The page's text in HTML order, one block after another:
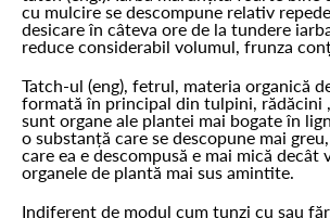
cu mulcire se descompune relativ
desicare în câteva ore de la tundere
reduce considerabil volumul, frunza
Tatch-ul (eng), fetrul, materia organică
formată în principal din tulpini, rădăcini
sunt organe ale plantei mai bogate în
o substanță care se descopune mai
care ea e descompusă e mai mică decât
organele de plantă mai sus amintite.
Indiferent de modul cum tunzi cu sau